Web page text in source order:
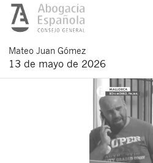
Mateo Juan Gómez
13 de mayo de 2026